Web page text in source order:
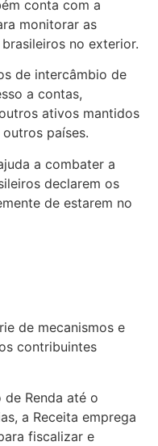
conta com a
monitorar as
no exterior.
de intercâmbio de
a contas,
ativos mantidos
países.
a combater a
declarem os
de estarem no
de mecanismos e
contribuintes
Renda até o
a Receita emprega
fiscalizar e